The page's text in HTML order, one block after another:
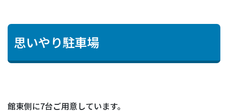
思いやり駐車場
館東側に7台ご用意しています。